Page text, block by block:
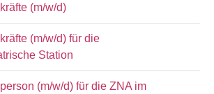
(m/w/d)
(m/w/d) für die
Station
(m/w/d) für die ZNA im